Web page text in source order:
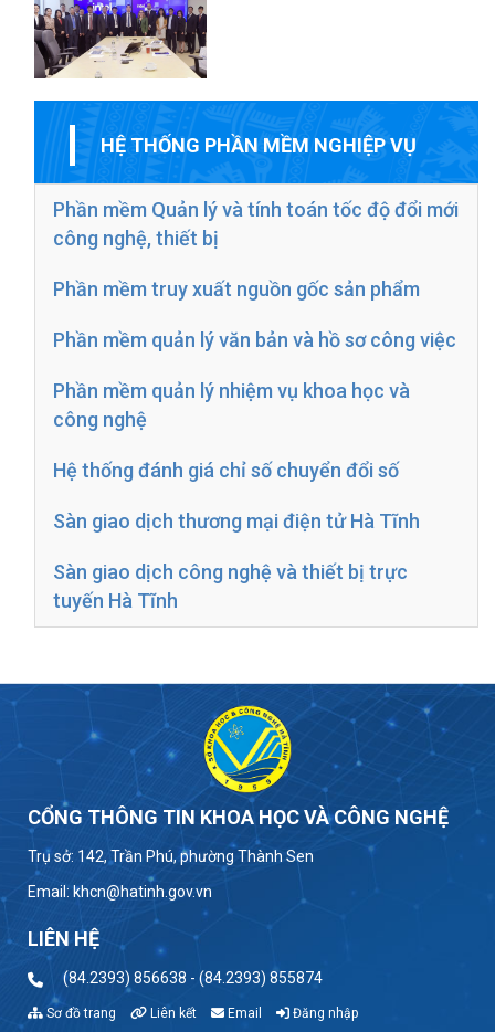
HỆ THỐNG PHẦN MỀM NGHIỆP VỤ
Phần mềm Quản lý và tính toán tốc độ đổi mới
công nghệ, thiết bị
Phần mềm truy xuất nguồn gốc sản phẩm
Phần mềm quản lý văn bản và hồ sơ công việc
Phần mềm quản lý nhiệm vụ khoa học và
công nghệ
Hệ thống đánh giá chỉ số chuyển đổi số
Sàn giao dịch thương mại điện tử Hà Tĩnh
Sàn giao dịch công nghệ và thiết bị trực
tuyến Hà Tĩnh
CỔNG THÔNG TIN KHOA HỌC VÀ CÔNG NGHỆ
Trụ sở: 142, Trần Phú, phường Thành Sen
Email: khcn@hatinh.gov.vn
LIÊN HỆ
(84.2393) 856638 - (84.2393) 855874
Sơ đồ trang Liên kết Email Đăng nhập